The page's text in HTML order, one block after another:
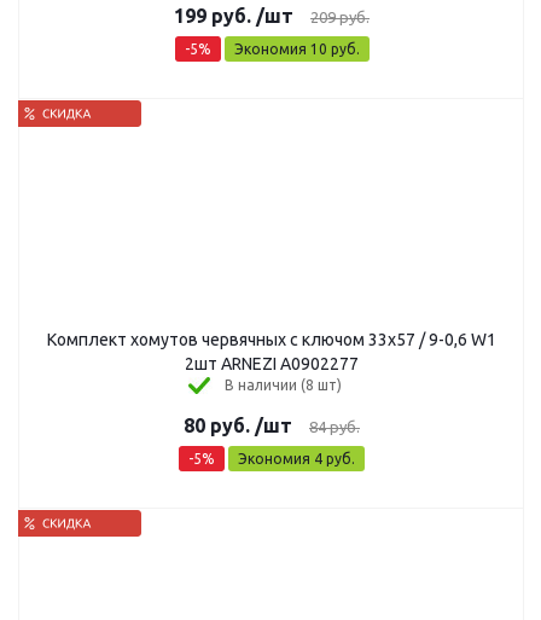
199 руб. /шт 209руб.
-5% Экономия 10 руб.
Комплект хомутов червячных с ключом 33х57 / 9-0,6 W1
2шт ARNEZI A0902277
В наличии (8 шт)
80 руб. /шт 84руб.
-5% Экономия 4 руб.